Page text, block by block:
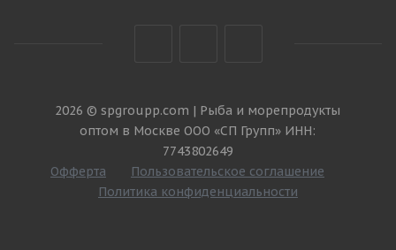
2026 © spgroupp.com | Рыба и морепродукты
оптом в Москве ООО «СП Групп» ИНН:
7743802649
Офферта
Пользовательское соглашение
Политика конфиденциальности